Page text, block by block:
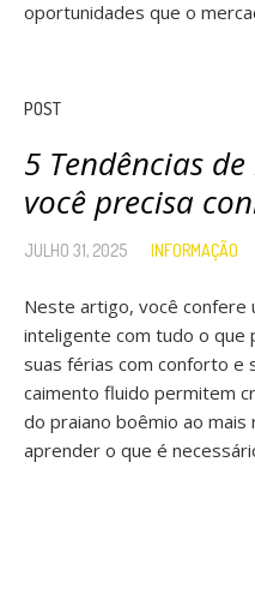
oportunidades que o
POST
5 Tendências
você precisa
JULHO 31, 2025 INFORMAÇÃO
Neste artigo, você confere
inteligente com tudo o que
suas férias com conforto e
caimento fluido permitem
do praiano boêmio ao mais
aprender o que é